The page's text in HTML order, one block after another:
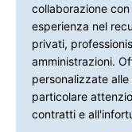
collaborazione
esperienza nel
privati,
amministrazioni.
personalizzate
particolare
contratti e